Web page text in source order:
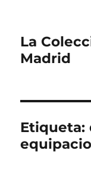
La
Madrid
Etiqueta: